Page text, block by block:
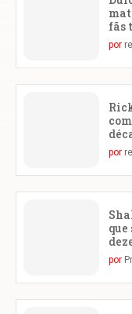
fãs
por
por
que
por